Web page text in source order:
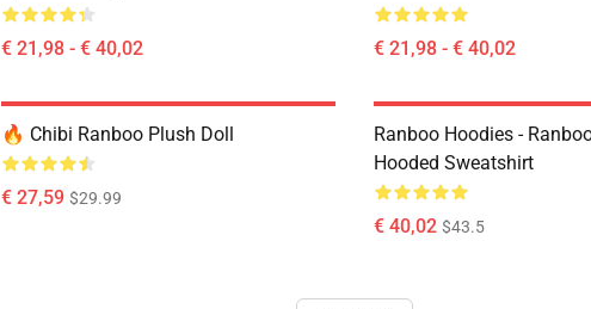
€ 21,98 - € 40,02 € 21,98 - € 40,02
🔥 Chibi Ranboo Plush Doll
€ 27,59 $29.99
Ranboo Hoodies -
Hooded Sweatshirt
€ 40,02 $43.5